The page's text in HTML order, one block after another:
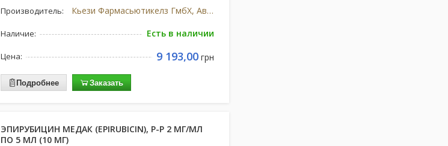
Производитель: Кьези Фармасьютикелз ГмбХ, Австрия
Наличие: Есть в наличии
Цена: 9 193,00грн
Подробнее Заказать
ЭПИРУБИЦИН МЕДАК (EPIRUBICIN), Р-Р 2 МГ/МЛ
ПО 5 МЛ (10 МГ)